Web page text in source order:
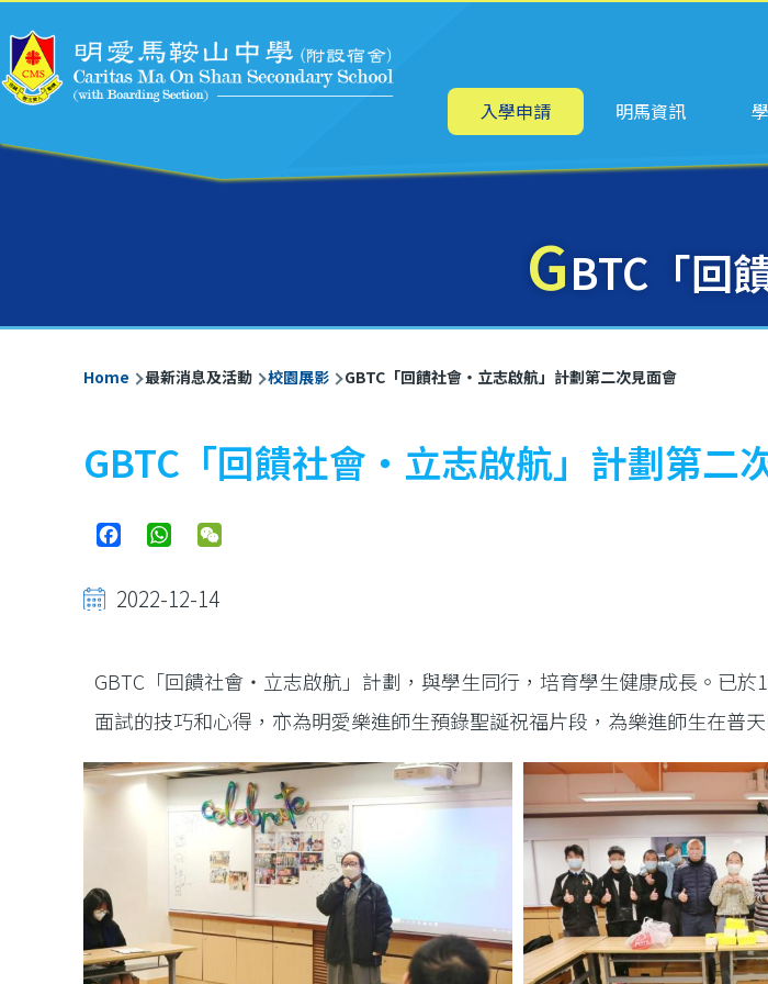
Main
入學申請 明馬資訊
GBTC「回
Breadcrumb
Home 最新消息及活動 校園展影 GBTC「回饋社會‧立志啟航」計劃第二次見面會
GBTC「回饋社會‧立志啟航」計劃第二
FacebookWhatsApp
2022-12-14
GBTC「回饋社會‧立志啟航」計劃，與學生同行，培育學生健康成長。已
面試的技巧和心得，亦為明愛樂進師生預錄聖誕祝福片段，為樂進師生在普